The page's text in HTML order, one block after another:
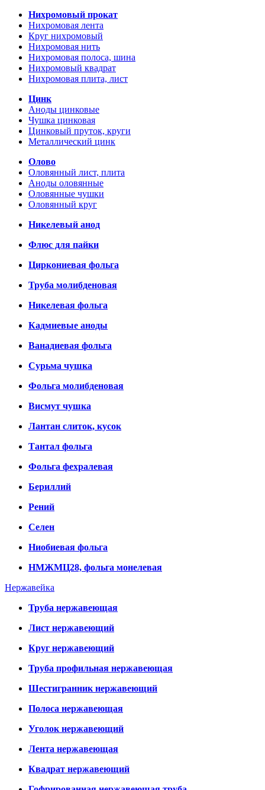
Нихромовый прокат
Нихромовая лента
Круг нихромовый
Нихромовая нить
Нихромовая полоса, шина
Нихромовый квадрат
Нихромовая плита, лист
Цинк
Аноды цинковые
Чушка цинковая
Цинковый пруток, круги
Металлический цинк
Олово
Оловянный лист, плита
Аноды оловянные
Оловянные чушки
Оловянный круг
Никелевый анод
Флюс для пайки
Циркониевая фольга
Труба молибденовая
Никелевая фольга
Кадмиевые аноды
Ванадиевая фольга
Сурьма чушка
Фольга молибденовая
Висмут чушка
Лантан слиток, кусок
Тантал фольга
Фольга фехралевая
Бериллий
Рений
Селен
Ниобиевая фольга
НМЖМЦ28, фольга монелевая
Нержавейка
Труба нержавеющая
Лист нержавеющий
Круг нержавеющий
Труба профильная нержавеющая
Шестигранник нержавеющий
Полоса нержавеющая
Уголок нержавеющий
Лента нержавеющая
Квадрат нержавеющий